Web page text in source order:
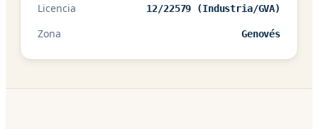
Licencia 12/22579 (Industria/GVA)
Zona Genovés